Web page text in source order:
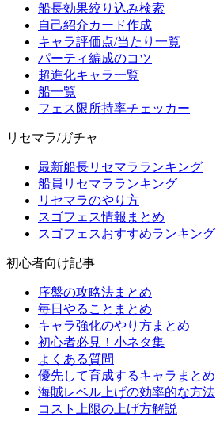
船長効果絞り込み検索
自己紹介カード作成
キャラ評価点/当たり一覧
パーティ編成のコツ
超進化キャラ一覧
船一覧
フェス限所持率チェッカー
リセマラ/ガチャ
最新船長リセマラランキング
船員リセマラランキング
リセマラのやり方
スゴフェス情報まとめ
スゴフェスおすすめランキング
初心者向け記事
序盤の攻略法まとめ
毎日やることまとめ
キャラ強化のやり方まとめ
初心者必見！小ネタ集
よくある質問
優先して育成するキャラまとめ
海賊レベル上げの効率的な方法
コスト上限の上げ方解説